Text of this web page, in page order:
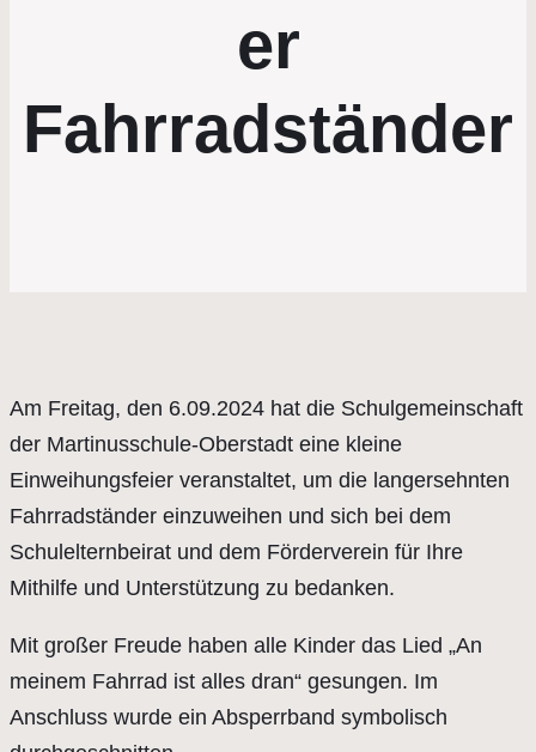
er
Fahrradständer
Am Freitag, den 6.09.2024 hat die Schulgemeinschaft
der Martinusschule-Oberstadt eine kleine
Einweihungsfeier veranstaltet, um die langersehnten
Fahrradständer einzuweihen und sich bei dem
Schulelternbeirat und dem Förderverein für Ihre
Mithilfe und Unterstützung zu bedanken.
Mit großer Freude haben alle Kinder das Lied „An
meinem Fahrrad ist alles dran“ gesungen. Im
Anschluss wurde ein Absperrband symbolisch